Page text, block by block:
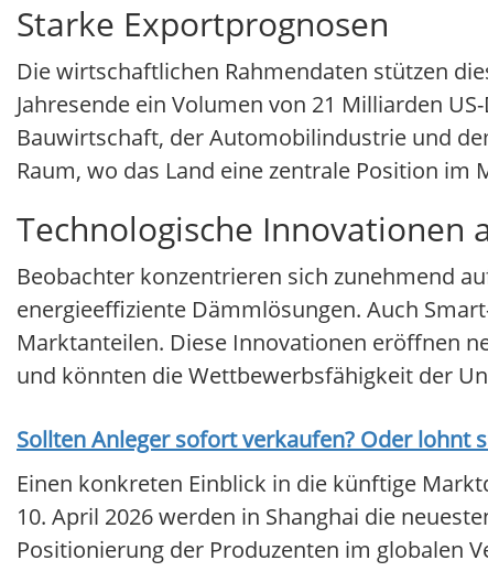
Starke Exportprognosen
Die wirtschaftlichen Rahmendaten stützen
Jahresende ein Volumen von 21 Milliarden
Bauwirtschaft, der Automobilindustrie und
Raum, wo das Land eine zentrale Position im
Technologische Innovationen
Beobachter konzentrieren sich zunehmend
energieeffiziente Dämmlösungen. Auch
Marktanteilen. Diese Innovationen eröffnen
und könnten die Wettbewerbsfähigkeit der
Sollten Anleger sofort verkaufen? Oder lohnt
Einen konkreten Einblick in die künftige
10. April 2026 werden in Shanghai die
Positionierung der Produzenten im globalen